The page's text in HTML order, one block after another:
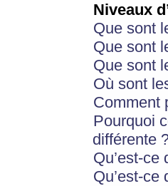
Niveaux
Que sont
Que sont
Que sont
Où sont
Comment
Pourquoi
différente
Qu’est-ce
Qu’est-ce